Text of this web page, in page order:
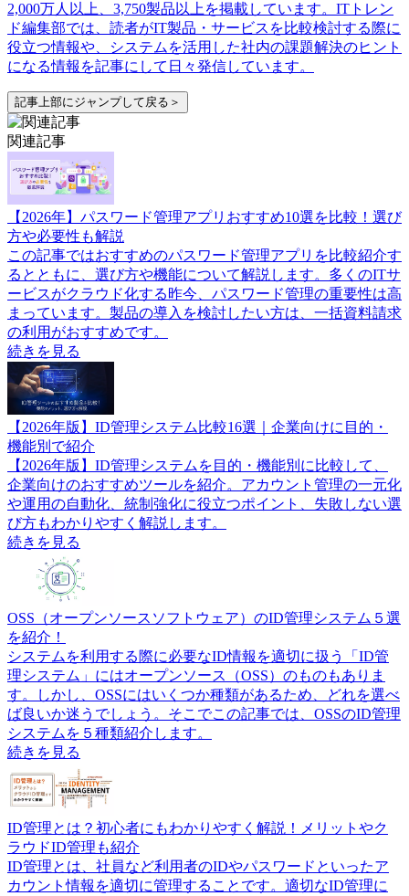
2,000万人以上、3,750製品以上を掲載しています。ITトレン
ド編集部では、読者がIT製品・サービスを比較検討する際に
役立つ情報や、システムを活用した社内の課題解決のヒント
になる情報を記事にして日々発信しています。
記事上部にジャンプして戻る＞
関連記事
【2026年】パスワード管理アプリおすすめ10選を比較！選び
方や必要性も解説
この記事ではおすすめのパスワード管理アプリを比較紹介す
るとともに、選び方や機能について解説します。多くのITサ
ービスがクラウド化する昨今、パスワード管理の重要性は高
まっています。製品の導入を検討したい方は、一括資料請求
の利用がおすすめです。
続きを見る
【2026年版】ID管理システム比較16選｜企業向けに目的・
機能別で紹介
【2026年版】ID管理システムを目的・機能別に比較して、
企業向けのおすすめツールを紹介。アカウント管理の一元化
や運用の自動化、統制強化に役立つポイント、失敗しない選
び方もわかりやすく解説します。
続きを見る
OSS（オープンソースソフトウェア）のID管理システム５選
を紹介！
システムを利用する際に必要なID情報を適切に扱う「ID管
理システム」にはオープンソース（OSS）のものもありま
す。しかし、OSSにはいくつか種類があるため、どれを選べ
ば良いか迷うでしょう。そこでこの記事では、OSSのID管理
システムを５種類紹介します。
続きを見る
ID管理とは？初心者にもわかりやすく解説！メリットやク
ラウドID管理も紹介
ID管理とは、社員など利用者のIDやパスワードといったア
カウント情報を適切に管理することです。適切なID管理に